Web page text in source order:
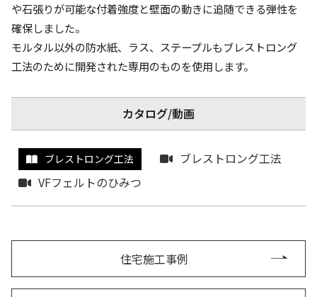
や石張りが可能な付着強度と壁面の動きに追随できる弾性を
確保しました。
モルタル以外の防水紙、ラス、ステープルもブレストロング
工法のために開発された専用のものを使用します。
カタログ/動画
ブレストロング工法
ブレストロング工法
VFフェルトのひみつ
住宅施工事例